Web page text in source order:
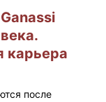
карьера
после